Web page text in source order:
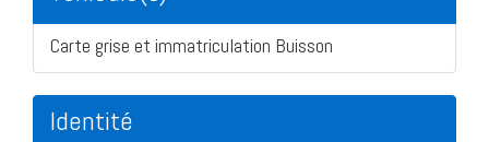
Carte grise et immatriculation Buisson
Identité